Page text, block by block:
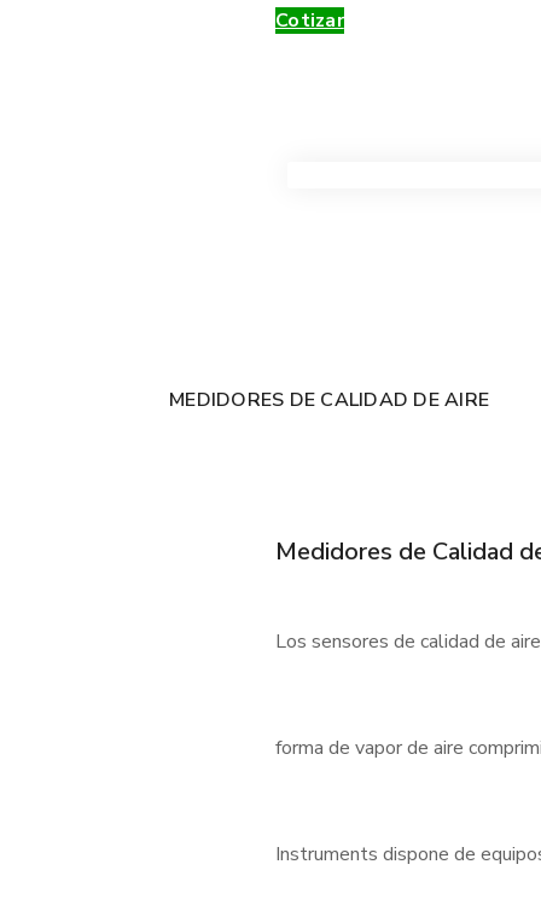
Cotizar
MEDIDORES DE CALIDAD DE AIRE
Medidores de Calidad
Los sensores de calidad de
forma de vapor de aire
Instruments dispone de